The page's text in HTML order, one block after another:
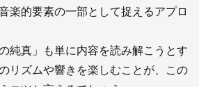
楽的要素の一部として捉えるアプロ
純真」も単に内容を読み解こうとす
リズムや響きを楽しむことが、この